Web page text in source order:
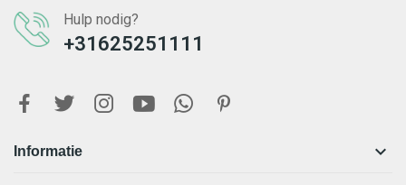
Hulp nodig?
+31625251111
Informatie 